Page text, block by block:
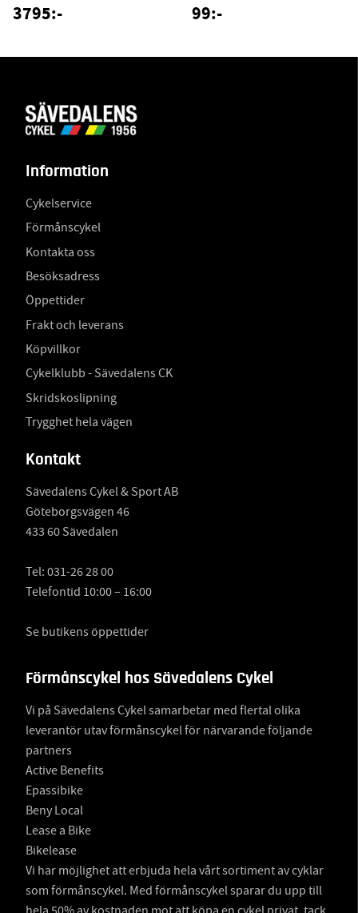
3795:- 99:-
Information
Cykelservice
Förmånscykel
Kontakta oss
Besöksadress
Öppettider
Frakt och leverans
Köpvillkor
Cykelklubb - Sävedalens CK
Skridskoslipning
Trygghet hela vägen
Kontakt
Sävedalens Cykel & Sport AB
Göteborgsvägen 46
433 60 Sävedalen
Tel: 031-26 28 00
Telefontid 10:00 – 16:00
Se butikens öppettider
Förmånscykel hos Sävedalens Cykel
Vi på Sävedalens Cykel samarbetar med flertal olika
leverantör utav förmånscykel för närvarande följande
partners
Active Benefits
Epassibike
Beny Local
Lease a Bike
Bikelease
Vi har möjlighet att erbjuda hela vårt sortiment av cyklar
som förmånscykel. Med förmånscykel sparar du upp till